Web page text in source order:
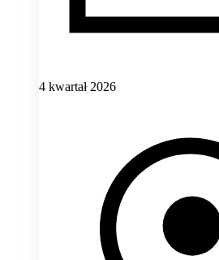
4 kwartał 2026